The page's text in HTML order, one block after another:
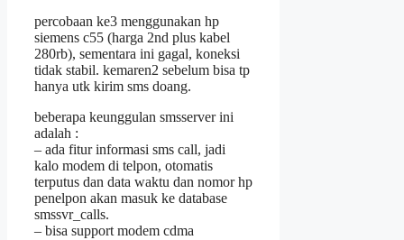
percobaan ke3 menggunakan hp
siemens c55 (harga 2nd plus kabel
280rb), sementara ini gagal, koneksi
tidak stabil. kemaren2 sebelum bisa tp
hanya utk kirim sms doang.
beberapa keunggulan smsserver ini
adalah :
– ada fitur informasi sms call, jadi
kalo modem di telpon, otomatis
terputus dan data waktu dan nomor hp
penelpon akan masuk ke database
smssvr_calls.
– bisa support modem cdma